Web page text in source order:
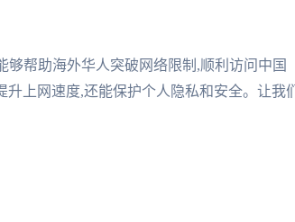
帮助海外华人突破网络限制,顺利访问中国
上网速度,还能保护个人隐私和安全。让我们